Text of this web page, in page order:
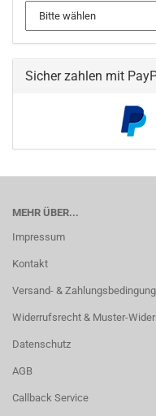
Sicher zahlen mit
MEHR ÜBER...
Impressum
Kontakt
Versand- &
Widerrufsrecht & Muster-
Datenschutz
AGB
Callback Service